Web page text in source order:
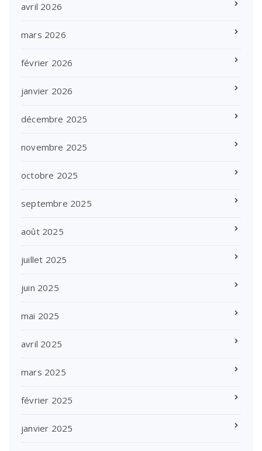
avril 2026
mars 2026
février 2026
janvier 2026
décembre 2025
novembre 2025
octobre 2025
septembre 2025
août 2025
juillet 2025
juin 2025
mai 2025
avril 2025
mars 2025
février 2025
janvier 2025